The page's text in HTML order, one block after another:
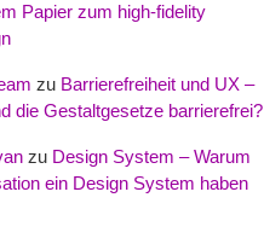
Papier zum high-fidelity
zu Barrierefreiheit und UX –
die Gestaltgesetze barrierefrei?
zu Design System – Warum
ein Design System haben